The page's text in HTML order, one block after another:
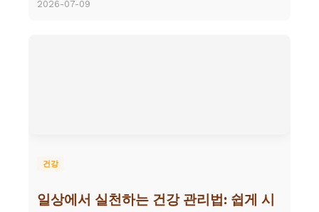
2026-07-09
건강
일상에서 실천하는 건강 관리법: 쉽게 시